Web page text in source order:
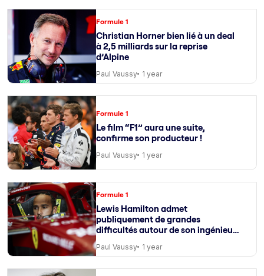
Formule 1
Christian Horner bien lié à un deal
à 2,5 milliards sur la reprise
d’Alpine
Paul Vaussy 1 year
Formule 1
Le film “F1” aura une suite,
confirme son producteur !
Paul Vaussy 1 year
Formule 1
Lewis Hamilton admet
publiquement de grandes
difficultés autour de son ingénieur
Paul Vaussy 1 year